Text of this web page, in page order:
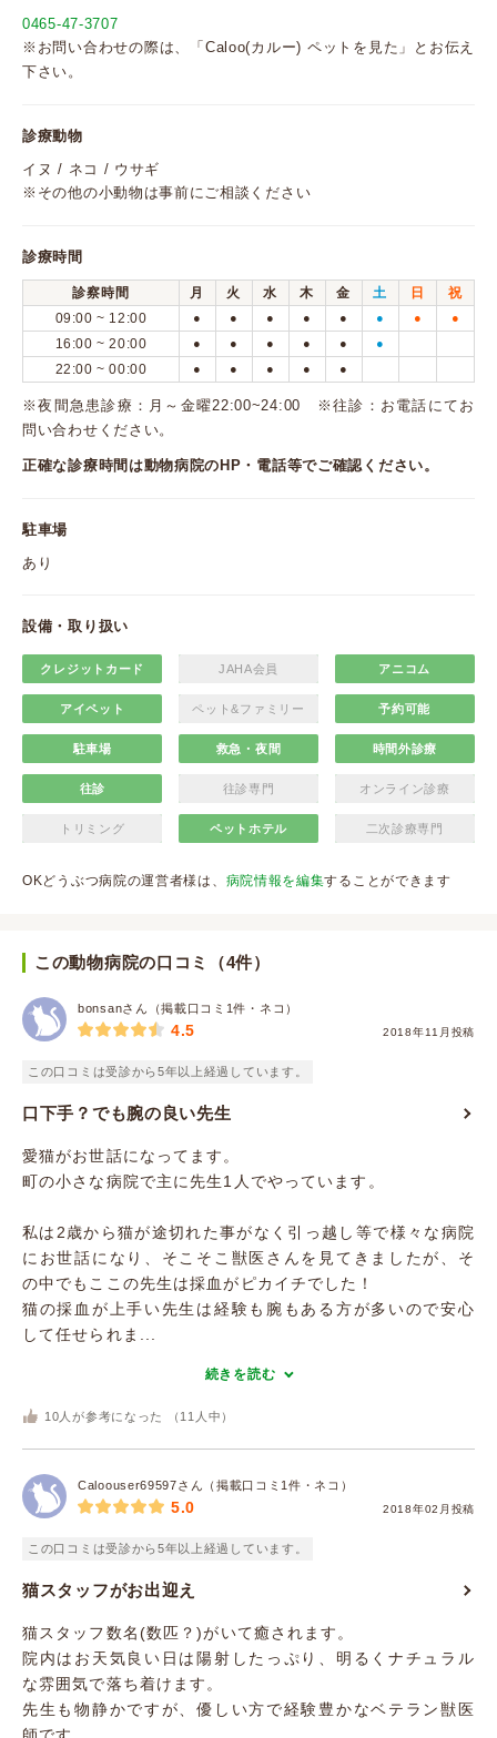
0465-47-3707
※お問い合わせの際は、「Caloo(カルー) ペットを見た」とお伝え
下さい。
診療動物
イヌ / ネコ / ウサギ
※その他の小動物は事前にご相談ください
診療時間
診察時間 月 火 水 木 金 土 日
祝
09:00 ~ 12:00
● ● ● ● ● ● ● ●
16:00 ~ 20:00 ● ● ● ● ● ●
22:00 ~ 00:00 ● ● ● ● ●
※夜間急患診療：月～金曜22:00~24:00 ※往診：お電話にてお
問い合わせください。
正確な診療時間は動物病院のHP・電話等でご確認ください。
駐車場
あり
設備・取り扱い
クレジットカード JAHA会員 アニコム
アイペット ペット&ファミリー 予約可能
駐車場 救急・夜間 時間外診療
往診 往診専門 オンライン診療
トリミング ペットホテル 二次診療専門
OKどうぶつ病院の運営者様は、 病院情報を編集することができます
この動物病院の口コミ（4件）
bonsanさん（掲載口コミ1件・ネコ）
2018年11月投稿
4.5
この口コミは受診から5年以上経過しています。
口下手？でも腕の良い先生
愛猫がお世話になってます。
町の小さな病院で主に先生1人でやっています。
私は2歳から猫が途切れた事がなく引っ越し等で様々な病院
にお世話になり、そこそこ獣医さんを見てきましたが、そ
の中でもここの先生は採血がピカイチでした！
猫の採血が上手い先生は経験も腕もある方が多いので安心
して任せられま...
続きを読む
10 人が参考になった （ 11 人中）
Caloouser69597さん（掲載口コミ1件・ネコ）
2018年02月投稿
5.0
この口コミは受診から5年以上経過しています。
猫スタッフがお出迎え
猫スタッフ数名(数匹？)がいて癒されます。
院内はお天気良い日は陽射したっぷり、明るくナチュラル
な雰囲気で落ち着けます。
先生も物静かですが、優しい方で経験豊かなベテラン獣医